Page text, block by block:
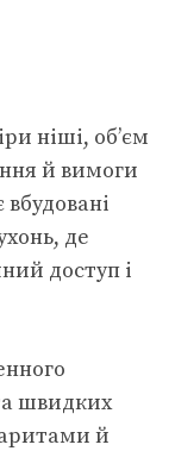
ніші, об’єм
й вимоги
де
доступ і
швидких
й